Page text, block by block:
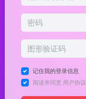
记住我的登录信息
阅读并同意 用户协议